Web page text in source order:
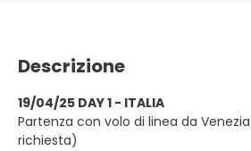
Descrizione
19/04/25 DAY 1 - ITALIA
Partenza con volo di linea da
richiesta)